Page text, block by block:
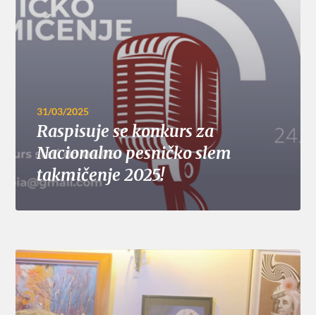
31/03/2025
Raspisuje se konkurs za
Nacionalno pesničko slem
takmičenje 2025!